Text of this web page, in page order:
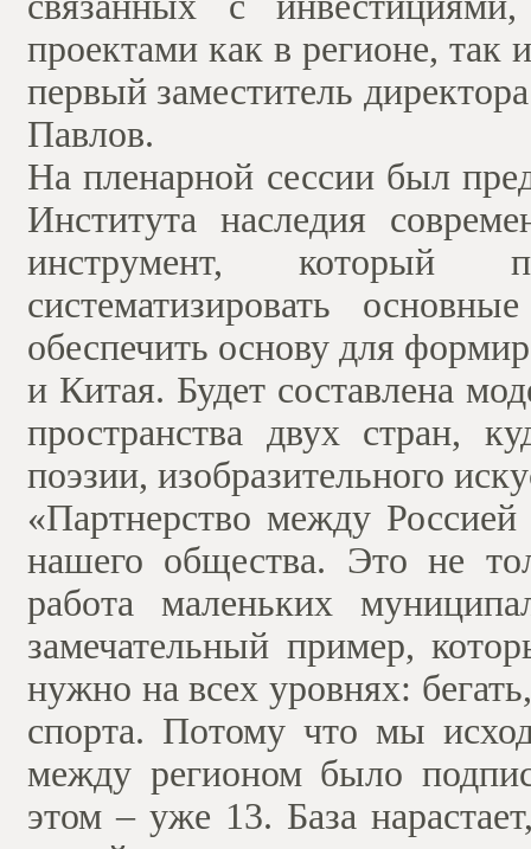
проектами как в регионе,
первый заместитель
Павлов.
На пленарной сессии был
Института наследия
инструмент, который
систематизировать
обеспечить основу для
и Китая. Будет составлена
пространства двух стран,
поэзии, изобразительного
«Партнерство между
нашего общества. Это не
работа маленьких
замечательный пример,
нужно на всех уровнях:
спорта. Потому что мы
между регионом было
этом – уже 13. База